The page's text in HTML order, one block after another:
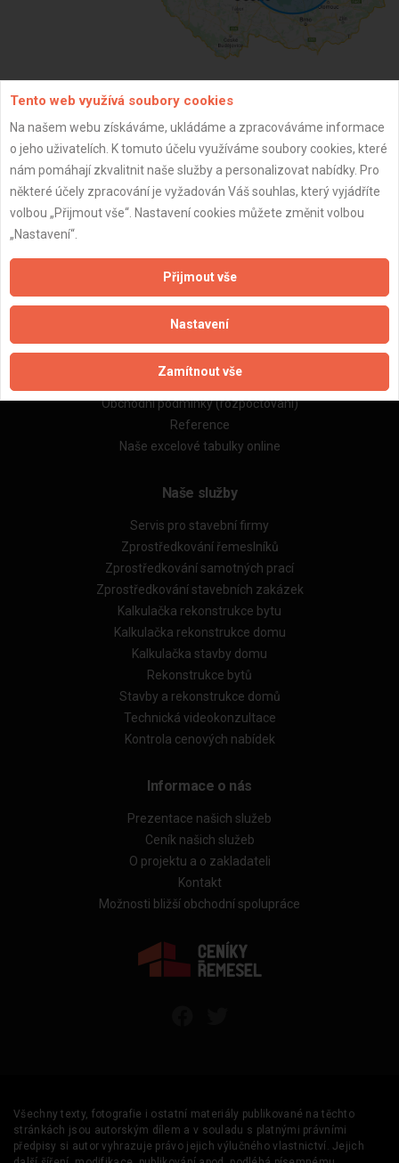
Aktualizováno z portálu ARES dne 03.12.2025 02:30:02
Důležité informace
Naše firmy a řemeslníci
Obchodní podmínky (rozpočtování)
Reference
Naše excelové tabulky online
Naše služby
Servis pro stavební firmy
Zprostředkování řemeslníků
Zprostředkování samotných prací
Zprostředkování stavebních zakázek
Kalkulačka rekonstrukce bytu
Kalkulačka rekonstrukce domu
Kalkulačka stavby domu
Rekonstrukce bytů
Stavby a rekonstrukce domů
Technická videokonzultace
Kontrola cenových nabídek
Informace o nás
Prezentace našich služeb
Ceník našich služeb
O projektu a o zakladateli
Kontakt
Možnosti bližší obchodní spolupráce
Všechny texty, fotografie i ostatní materiály publikované na těchto
stránkách jsou autorským dílem a v souladu s platnými právními
předpisy si autor vyhrazuje právo jejich výlučného vlastnictví. Jejich
Tento web využívá soubory cookies
Na našem webu získáváme, ukládáme a zpracováváme informace
o jeho uživatelích. K tomuto účelu využíváme soubory cookies, které
nám pomáhají zkvalitnit naše služby a personalizovat nabídky. Pro
některé účely zpracování je vyžadován Váš souhlas, který vyjádříte
volbou „Přijmout vše“. Nastavení cookies můžete změnit volbou
„Nastavení“.
Přijmout vše
Nastavení
Zamítnout vše